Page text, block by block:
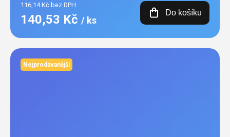
116,14 Kč bez DPH
140,53 Kč / ks
Do košíku
Nejprodávanější